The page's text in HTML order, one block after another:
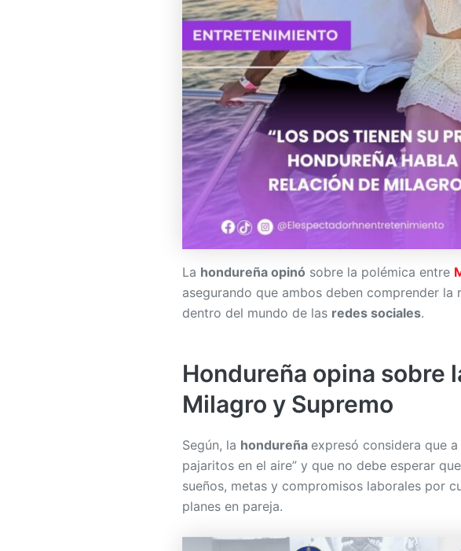
La hondureña opinó sobre la polémica entre
asegurando que ambos deben comprender la
dentro del mundo de las redes sociales.
Hondureña opina sobre
Milagro y Supremo
Según, la hondureña expresó considera que a
pajaritos en el aire” y que no debe esperar que
sueños, metas y compromisos laborales por
planes en pareja.